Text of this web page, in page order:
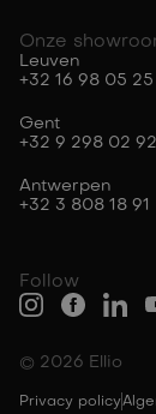
Follow
Onze
Leuven
+32 16 98 05 25
Gent
+32 9 298 02 92
Antwerpen
+32 3 808 18 91
Privacy policy
© 2026 Ellio